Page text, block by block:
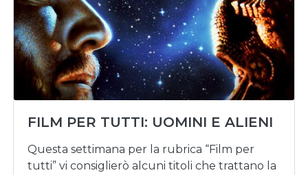
FILM PER TUTTI: UOMINI E ALIENI
Questa settimana per la rubrica “Film per
tutti” vi consiglierò alcuni titoli che trattano la